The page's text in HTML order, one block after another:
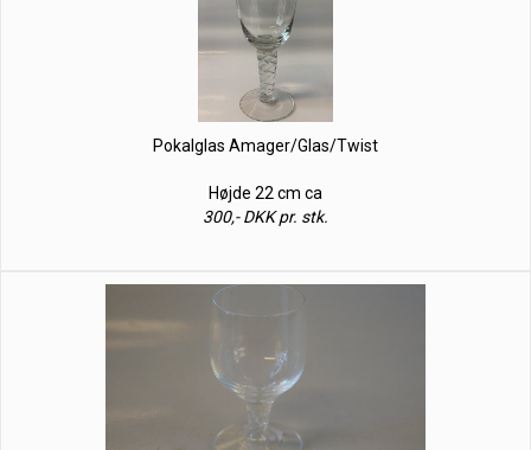
Pokalglas Amager/Glas/Twist
Højde 22 cm ca
300,- DKK pr. stk.